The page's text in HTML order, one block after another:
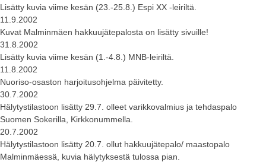
Lisätty kuvia viime kesän (23.-25.8.) Espi XX -leiriltä.
11.9.2002
Kuvat Malminmäen hakkuujätepalosta on lisätty sivuille!
31.8.2002
Lisätty kuvia viime kesän (1.-4.8.) MNB-leiriltä.
11.8.2002
Nuoriso-osaston harjoitusohjelma päivitetty.
30.7.2002
Hälytystilastoon lisätty 29.7. olleet varikkovalmius ja tehdaspalo
Suomen Sokerilla, Kirkkonummella.
20.7.2002
Hälytystilastoon lisätty 20.7. ollut hakkuujätepalo/ maastopalo
Malminmäessä, kuvia hälytyksestä tulossa pian.